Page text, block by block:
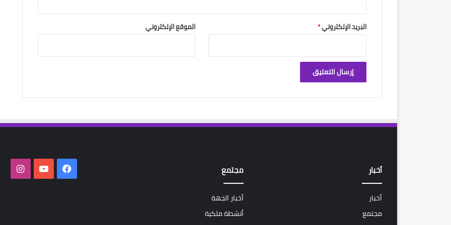
البريد الإلكتروني* الموقع الإلكتروني
أخبار
أخبار
مجتمع
مجتمع
أخبار الجهة
أنشطة ملكية
فيسبوك‫YouTube